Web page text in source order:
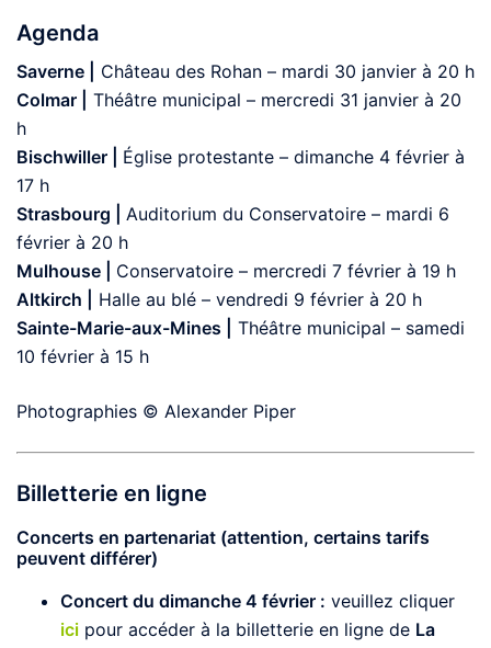
Agenda
Saverne |
Château des Rohan – mardi 30 janvier à 20 h
Colmar |
Théâtre municipal – mercredi 31 janvier à 20
h
Bischwiller | Église protestante – dimanche 4 février à
17 h
Strasbourg | Auditorium du Conservatoire – mardi 6
février à 20 h
Mulhouse | Conservatoire – mercredi 7 février à 19 h
Altkirch |
Halle au blé – vendredi 9 février à 20 h
Sainte-Marie-aux-Mines |
Théâtre municipal – samedi
10 février à 15 h
Photographies © Alexander Piper
Billetterie en ligne
Concerts en partenariat (attention, certains tarifs
peuvent différer)
Concert du dimanche 4 février : veuillez cliquer
ici pour accéder à la billetterie en ligne de La